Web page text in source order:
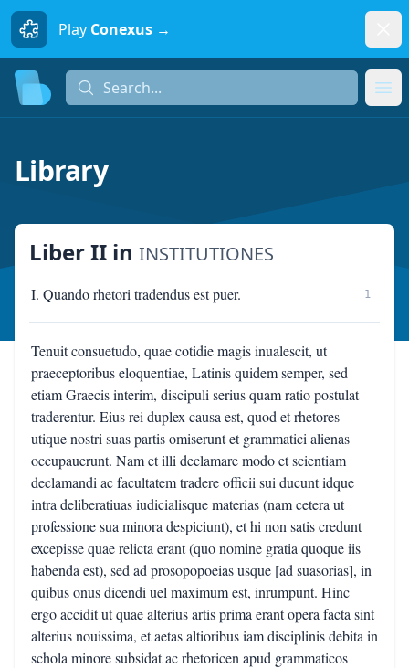
Play Conexus →
Search...
Library
Liber II in INSTITUTIONES
I. Quando rhetori tradendus est puer. 1
Tenuit consuetudo, quae cotidie magis inualescit, ut
praeceptoribus eloquentiae, Latinis quidem semper, sed
etiam Graecis interim, discipuli serius quam ratio postulat
traderentur. Eius rei duplex causa est, quod et rhetores
utique nostri suas partis omiserunt et grammatici alienas
occupauerunt. Nam et illi declamare modo et scientiam
declamandi ac facultatem tradere officii sui ducunt idque
intra deliberatiuas iudicialisque materias (nam cetera ut
professione sua minora despiciunt), et hi non satis credunt
excepisse quae relicta erant (quo nomine gratia quoque iis
habenda est), sed ad prosopopoeias usque [ad suasorias], in
quibus onus dicendi uel maximum est, inrumpunt. Hinc
ergo accidit ut quae alterius artis prima erant opera facta sint
alterius nouissima, et aetas altioribus iam disciplinis debita in
schola minore subsidat ac rhetoricen apud grammaticos